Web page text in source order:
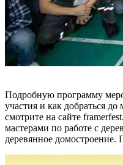
Подробную программу
участия и как добраться
смотрите на сайте
мастерами по работе с
деревянное домостроение.